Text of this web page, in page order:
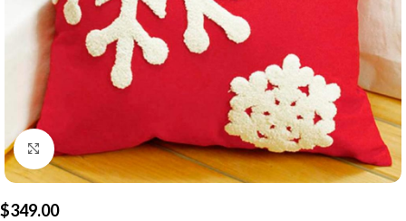
Click to enlarge
$349.00